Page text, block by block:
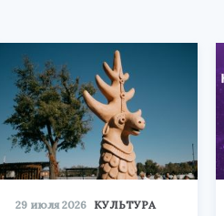
29 июля 2026 КУЛЬТУРА